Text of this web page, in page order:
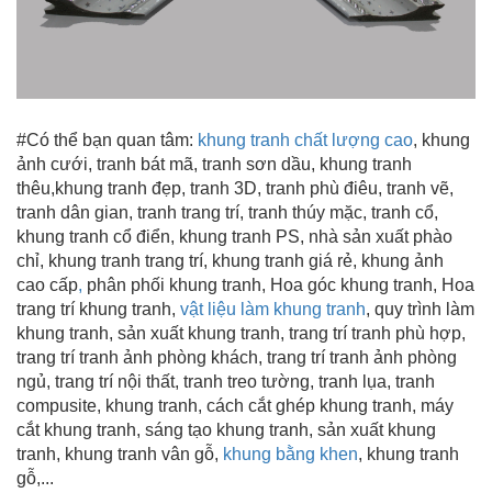
#Có thể bạn quan tâm: khung tranh chất lượng cao, khung
ảnh cưới, tranh bát mã, tranh sơn dầu, khung tranh
thêu,khung tranh đẹp, tranh 3D, tranh phù điêu, tranh vẽ,
tranh dân gian, tranh trang trí, tranh thúy mặc, tranh cổ,
khung tranh cổ điển, khung tranh PS, nhà sản xuất phào
chỉ, khung tranh trang trí, khung tranh giá rẻ, khung ảnh
cao cấp, phân phối khung tranh, Hoa góc khung tranh, Hoa
trang trí khung tranh, vật liệu làm khung tranh, quy trình làm
khung tranh, sản xuất khung tranh, trang trí tranh phù hợp,
trang trí tranh ảnh phòng khách, trang trí tranh ảnh phòng
ngủ, trang trí nội thất, tranh treo tường, tranh lụa, tranh
compusite, khung tranh, cách cắt ghép khung tranh, máy
cắt khung tranh, sáng tạo khung tranh, sản xuất khung
tranh, khung tranh vân gỗ, khung bằng khen, khung tranh
gỗ,...